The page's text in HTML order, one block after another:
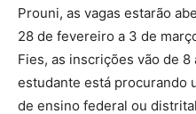
Prouni, as vagas estarão
28 de fevereiro a 3 de
Fies, as inscrições vão de 8
estudante está procurando
de ensino federal ou